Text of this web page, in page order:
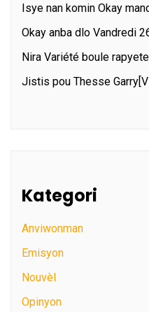
Isye nan komin Okay
Okay anba dlo Vandredi
Nira Variété boule
Jistis pou Thesse
Kategori
Anviwonman
Emisyon
Nouvèl
Opinyon